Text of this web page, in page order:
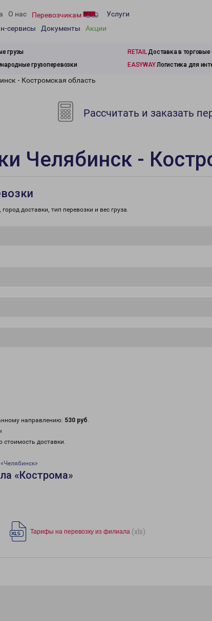
О нас Перевозчикам
Услуги
сервисы
Документы Акции
грузы RETAILДоставка в
грузоперевозки EASYWAYЛогистика для
- Костромская область
Рассчитать и заказать
Челябинск -
доставки, тип перевозки и вес груза.
направлению: 530 руб.
стоимость доставки.
«Кострома»
Тарифы на перевозку из филиала (xls)